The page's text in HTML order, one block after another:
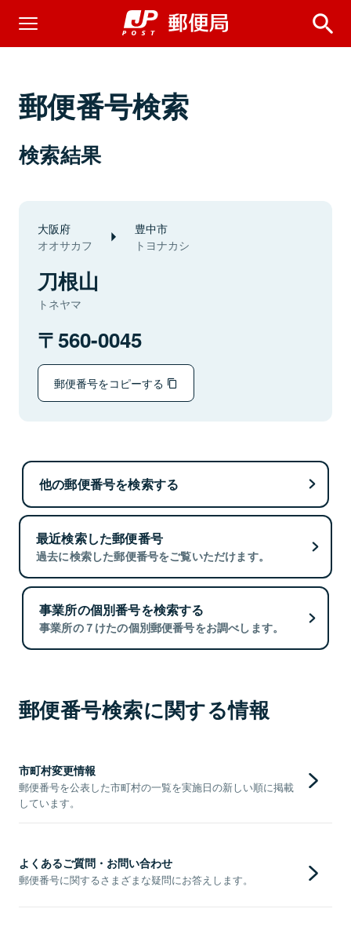
郵便番号検索
検索結果
大阪府
オオサカフ
豊中市
トヨナカシ
刀根山
トネヤマ
560-0045
郵便番号をコピーする
他の郵便番号を検索する
最近検索した郵便番号
過去に検索した郵便番号をご覧いただけます。
事業所の個別番号を検索する
事業所の７けたの個別郵便番号をお調べします。
郵便番号検索に関する情報
市町村変更情報
郵便番号を公表した市町村の一覧を実施日の新しい順に掲載
しています。
よくあるご質問・お問い合わせ
郵便番号に関するさまざまな疑問にお答えします。